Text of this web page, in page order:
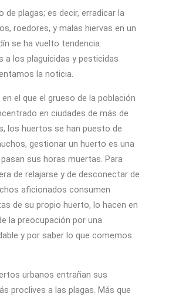
de plagas; es decir, erradicar la
roedores, y malas hiervas en un
se ha vuelto tendencia.
a los plaguicidas y pesticidas
la noticia.
en el que el grueso de la población
en ciudades de más de
los huertos se han puesto de
gestionar un huerto es una
sus horas muertas. Para
de relajarse y de desconectar de
aficionados consumen
de su propio huerto, lo hacen en
la preocupación por una
y por saber lo que comemos
urbanos entrañan sus
proclives a las plagas. Más que